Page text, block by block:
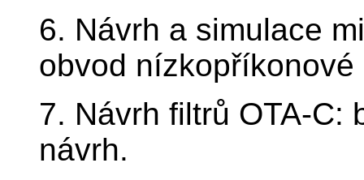
6. Návrh a simulace
obvod
7. Návrh filtrů OTA-C:
návrh.